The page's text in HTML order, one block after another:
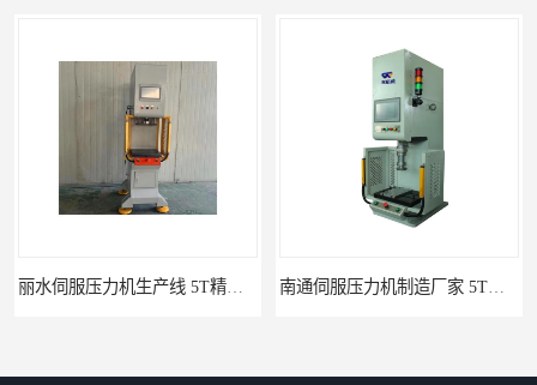
丽水伺服压力机生产线 5T精密伺服压力机 布斯威机械设备 南通伺服压力机制造厂家 5T精密伺服压力机 布斯威机械设备